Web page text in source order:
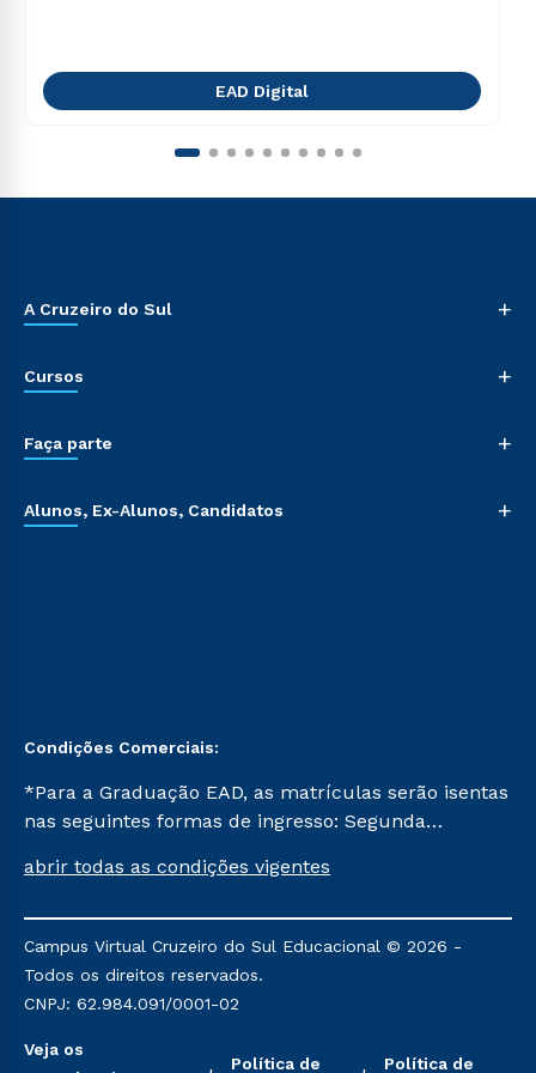
EAD Digital
A Cruzeiro do Sul +
Cursos +
Faça parte +
Alunos, Ex-Alunos, Candidatos +
Condições Comerciais:
*Para a Graduação EAD, as matrículas serão isentas
nas seguintes formas de ingresso: Segunda
Já para as demais, a taxa de matrícula será de R$
mencionadas são referentes aos cursos: Ensino
Religioso, Geografia para a Docência e Metodologia
do Ensino de História: Questões Atuais.
abrir todas as condições vigentes
Campus Virtual Cruzeiro do Sul Educacional © 2026 -
Todos os direitos reservados.
CNPJ: 62.984.091/0001-02
Veja os
Política de Política de